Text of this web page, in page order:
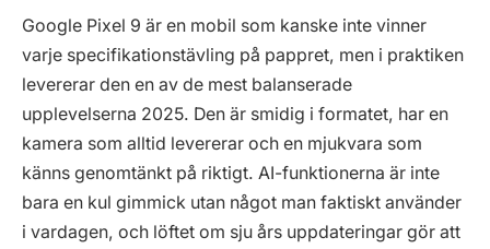
Google Pixel 9 är en mobil som kanske inte vinner
varje specifikationstävling på pappret, men i praktiken
levererar den en av de mest balanserade
upplevelserna 2025. Den är smidig i formatet, har en
kamera som alltid levererar och en mjukvara som
känns genomtänkt på riktigt. AI-funktionerna är inte
bara en kul gimmick utan något man faktiskt använder
i vardagen, och löftet om sju års uppdateringar gör att